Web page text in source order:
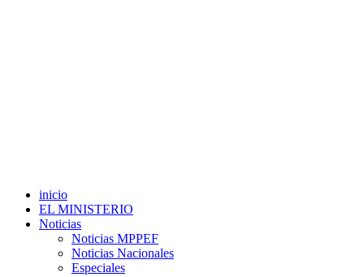
inicio
EL MINISTERIO
Noticias
Noticias MPPEF
Noticias Nacionales
Especiales